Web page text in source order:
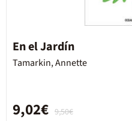
En el Jardín
Tamarkin, Annette
9,50€
9,02€